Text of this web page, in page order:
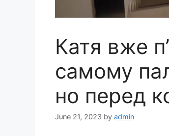
Катя вже
самому
но перед
June 21, 2023 by admin